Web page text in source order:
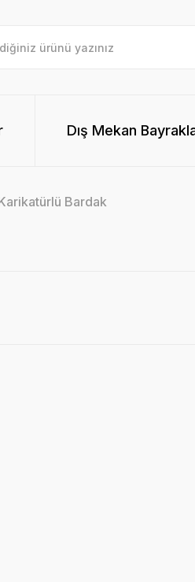
Dış Mekan
Bardak